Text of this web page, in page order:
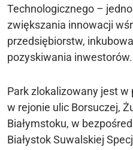
Technologicznego –
zwiększania innowacji
przedsiębiorstw,
pozyskiwania inwestorów.
Park zlokalizowany jest w
w rejonie ulic Borsuczej,
Białymstoku, w
Białystok Suwalskiej